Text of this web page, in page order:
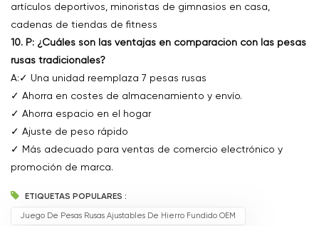
artículos deportivos, minoristas de gimnasios en casa,
cadenas de tiendas de fitness
10. P: ¿Cuáles son las ventajas en comparación con las pesas
rusas tradicionales?
A:✓ Una unidad reemplaza 7 pesas rusas
✓ Ahorra en costes de almacenamiento y envío.
✓ Ahorra espacio en el hogar
✓ Ajuste de peso rápido
✓ Más adecuado para ventas de comercio electrónico y
promoción de marca.
ETIQUETAS POPULARES :
Juego De Pesas Rusas Ajustables De Hierro Fundido OEM